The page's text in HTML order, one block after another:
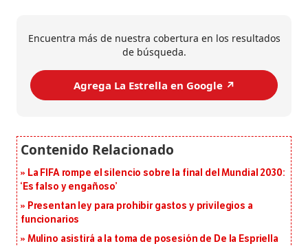
Encuentra más de nuestra cobertura en los resultados
de búsqueda.
Agrega La Estrella en Google ↗️
La FIFA rompe el silencio sobre la final del Mundial 2030:
‘Es falso y engañoso’
Presentan ley para prohibir gastos y privilegios a
funcionarios
Mulino asistirá a la toma de posesión de De la Espriella